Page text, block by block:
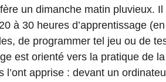
un dimanche matin pluvieux.
à 30 heures d’apprentissage
de programmer tel jeu ou de
est orienté vers la pratique de
l’ont apprise : devant un